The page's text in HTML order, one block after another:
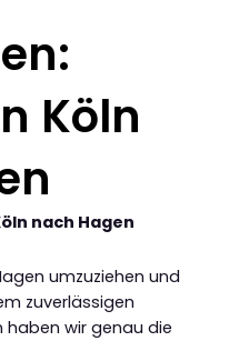
Köln
nach Hagen
umzuziehen und
zuverlässigen
haben wir genau die